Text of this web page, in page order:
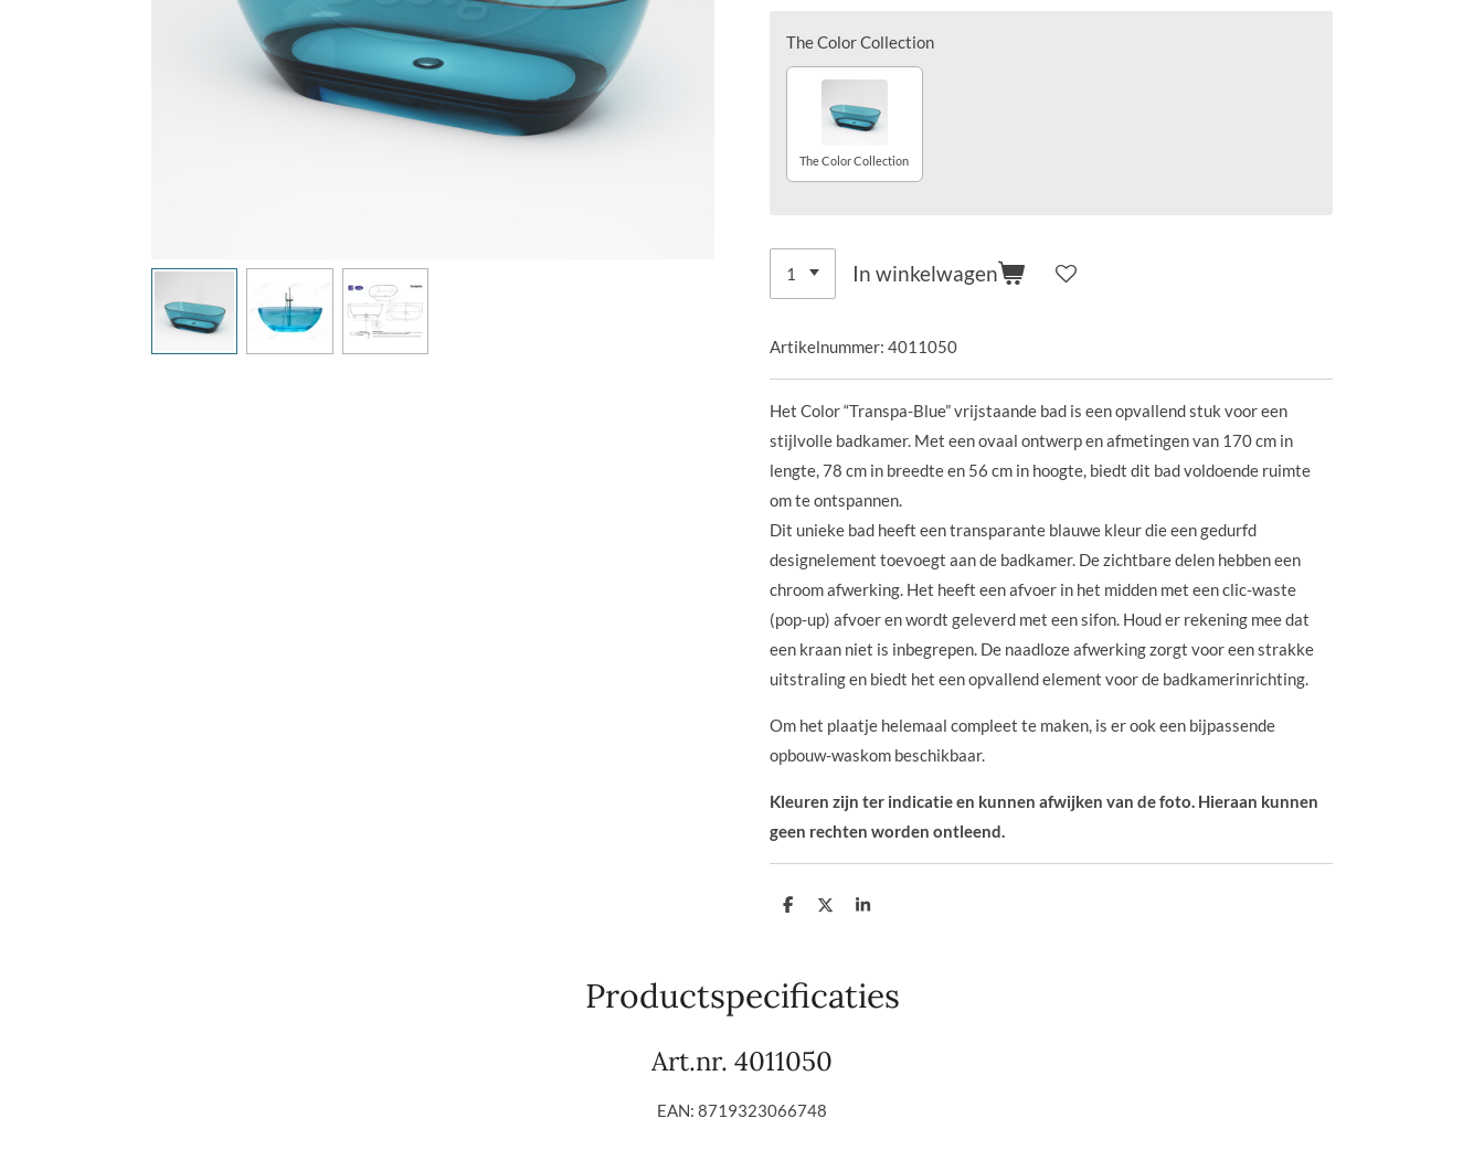
The Color Collection
The Color Collection
In winkelwagen
Artikelnummer: 4011050
Het Color “Transpa-Blue” vrijstaande bad is een opvallend stuk voor een
stijlvolle badkamer. Met een ovaal ontwerp en afmetingen van 170 cm in
lengte, 78 cm in breedte en 56 cm in hoogte, biedt dit bad voldoende ruimte
om te ontspannen.
Dit unieke bad heeft een transparante blauwe kleur die een gedurfd
designelement toevoegt aan de badkamer. De zichtbare delen hebben een
chroom afwerking. Het heeft een afvoer in het midden met een clic-waste
(pop-up) afvoer en wordt geleverd met een sifon. Houd er rekening mee dat
een kraan niet is inbegrepen. De naadloze afwerking zorgt voor een strakke
uitstraling en biedt het een opvallend element voor de badkamerinrichting.
Om het plaatje helemaal compleet te maken, is er ook een bijpassende
opbouw-waskom beschikbaar.
Kleuren zijn ter indicatie en kunnen afwijken van de foto. Hieraan kunnen
geen rechten worden ontleend.
D
D
S
Productspecificaties
Art.nr. 4011050
EAN: 8719323066748